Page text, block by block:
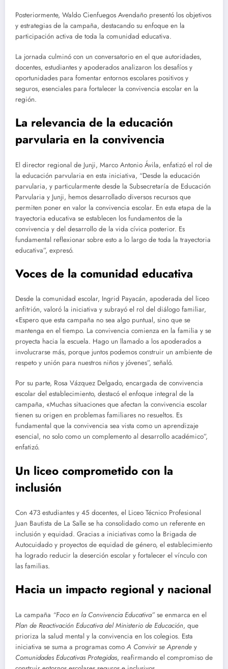
Posteriormente, Waldo Cienfuegos Avendaño presentó los objetivos
y estrategias de la campaña, destacando su enfoque en la
participación activa de toda la comunidad educativa.
La jornada culminó con un conversatorio en el que autoridades,
docentes, estudiantes y apoderados analizaron los desafíos y
oportunidades para fomentar entornos escolares positivos y
seguros, esenciales para fortalecer la convivencia escolar en la
región.
La relevancia de la educación
parvularia en la convivencia
El director regional de Junji, Marco Antonio Ávila, enfatizó el rol de
la educación parvularia en esta iniciativa, “Desde la educación
parvularia, y particularmente desde la Subsecretaría de Educación
Parvularia y Junji, hemos desarrollado diversos recursos que
permiten poner en valor la convivencia escolar. En esta etapa de la
trayectoria educativa se establecen los fundamentos de la
convivencia y del desarrollo de la vida cívica posterior. Es
fundamental reflexionar sobre esto a lo largo de toda la trayectoria
educativa”, expresó.
Voces de la comunidad educativa
Desde la comunidad escolar, Ingrid Payacán, apoderada del liceo
anfitrión, valoró la iniciativa y subrayó el rol del diálogo familiar,
«Espero que esta campaña no sea algo puntual, sino que se
mantenga en el tiempo. La convivencia comienza en la familia y se
proyecta hacia la escuela. Hago un llamado a los apoderados a
involucrarse más, porque juntos podemos construir un ambiente de
respeto y unión para nuestros niños y jóvenes”, señaló.
Por su parte, Rosa Vázquez Delgado, encargada de convivencia
escolar del establecimiento, destacó el enfoque integral de la
campaña, «Muchas situaciones que afectan la convivencia escolar
tienen su origen en problemas familiares no resueltos. Es
fundamental que la convivencia sea vista como un aprendizaje
esencial, no solo como un complemento al desarrollo académico”,
enfatizó.
Un liceo comprometido con la
inclusión
Con 473 estudiantes y 45 docentes, el Liceo Técnico Profesional
Juan Bautista de La Salle se ha consolidado como un referente en
inclusión y equidad. Gracias a iniciativas como la Brigada de
Autocuidado y proyectos de equidad de género, el establecimiento
ha logrado reducir la deserción escolar y fortalecer el vínculo con
las familias.
Hacia un impacto regional y nacional
La campaña “Foco en la Convivencia Educativa”se enmarca en el
Plan de Reactivación Educativa del Ministerio de Educación, que
prioriza la salud mental y la convivencia en los colegios. Esta
iniciativa se suma a programas como A Convivir se Aprende y
Comunidades Educativas Protegidas, reafirmando el compromiso de